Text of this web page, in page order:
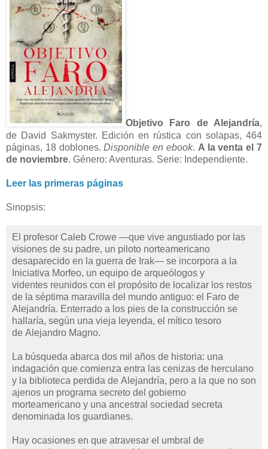
Objetivo Faro de Alejandría,
de David Sakmyster. Edición en rústica con solapas, 464
páginas, 18 doblones.Disponible en ebook. A la venta el 7
de noviembre. Género: Aventuras. Serie: Independiente.
Leer las primeras páginas
Sinopsis:
El profesor Caleb Crowe —que vive angustiado por las
visiones de su padre, un piloto norteamericano
desaparecido en la guerra de Irak— se incorpora a la
Iniciativa Morfeo, un equipo de arqueólogos y
videntes reunidos con el propósito de localizar los restos
de la séptima maravilla del mundo antiguo: el Faro de
Alejandría. Enterrado a los pies de la construcción se
hallaría, según una vieja leyenda, el mítico tesoro
de Alejandro Magno.
La búsqueda abarca dos mil años de historia: una
indagación que comienza entra las cenizas de herculano
y la biblioteca perdida de Alejandría, pero a la que no son
ajenos un programa secreto del gobierno
morteamericano y una ancestral sociedad secreta
denominada los guardianes.
Hay ocasiones en que atravesar el umbral de